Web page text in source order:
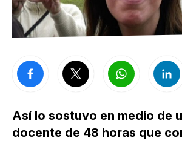
Así lo sostuvo en medio de
docente de 48 horas que